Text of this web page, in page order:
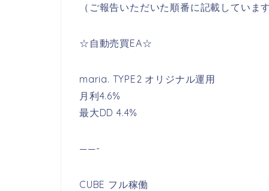
（ご報告いただいた順番に記載していま
☆自動売買EA☆
maria. TYPE2 オリジナル運用
月利4.6%
最大DD 4.4%
——-
CUBE フル稼働